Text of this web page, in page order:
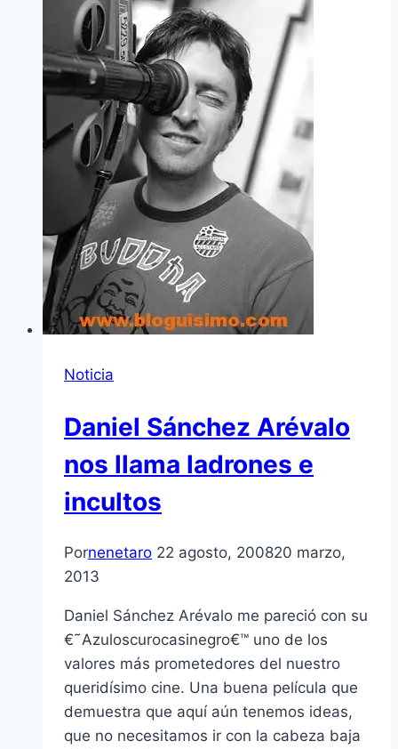
Noticia
Daniel Sánchez Arévalo
nos llama ladrones e
incultos
Pornenetaro 22 agosto, 200820 marzo,
2013
Daniel Sánchez Arévalo me pareció con su
€˜Azuloscurocasinegro€™ uno de los
valores más prometedores del nuestro
queridí­simo cine. Una buena pelí­cula que
demuestra que aquí­ aún tenemos ideas,
que no necesitamos ir con la cabeza baja